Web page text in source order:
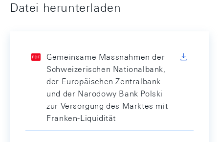
Datei herunterladen
Gemeinsame Massnahmen der
Schweizerischen Nationalbank,
der Europäischen Zentralbank
und der Narodowy Bank Polski
zur Versorgung des Marktes mit
Franken-Liquidität